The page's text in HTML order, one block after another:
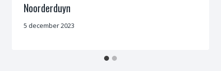
Noorderduyn
5 december 2023